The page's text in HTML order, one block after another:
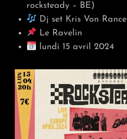
rocksteady – BE)
Dj set Kris Von Rance
Le Ravelin
lundi 15 avril 2024